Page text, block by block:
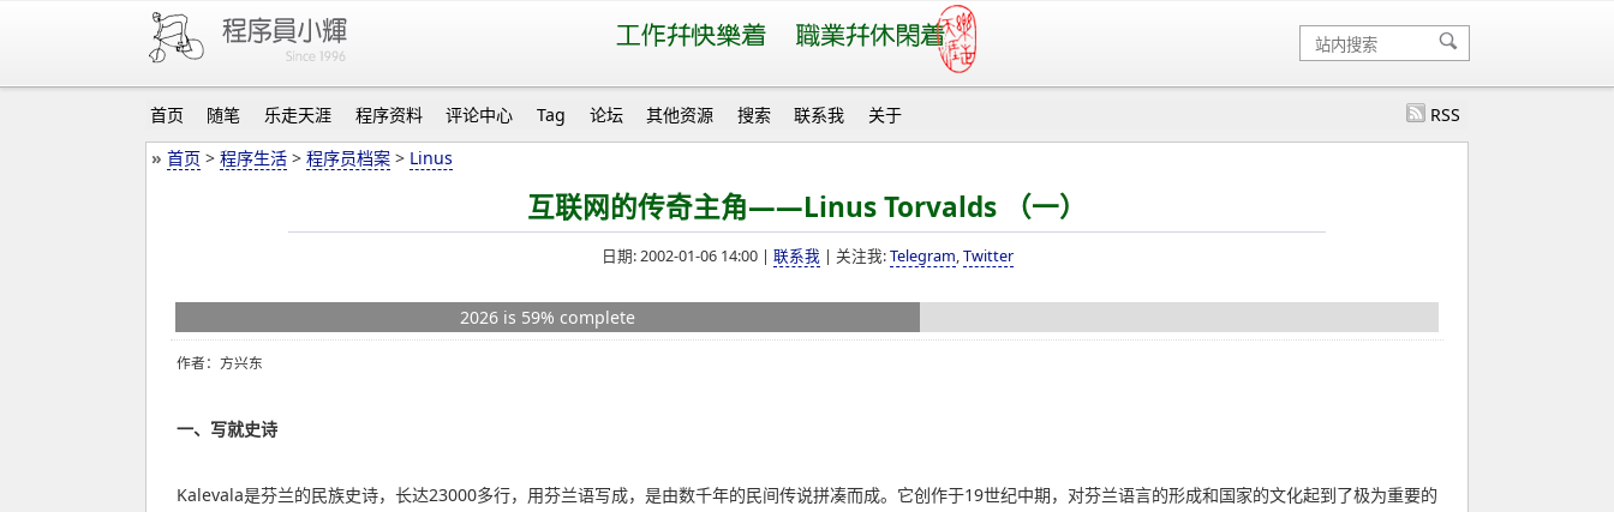
首页 随笔 乐走天涯 程序资料 评论中心 Tag 论坛 其他资源 搜索 联系我 关于
RSS
» 首页 > 程序生活 > 程序员档案 > Linus
互联网的传奇主角——Linus Torvalds （一）
日期: 2002-01-06 14:00 | 联系我| 关注我:Telegram,Twitter
2026 is 59% complete
作者：方兴东
一、写就史诗
Kalevala是芬兰的民族史诗，长达23000多行，用芬兰语写成，是由数千年的民间传说拼凑而成。它创作于19世纪中期，对芬兰语言的形成和国家的文化起到了极为重要的